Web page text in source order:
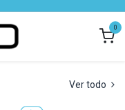
0
Ver todo